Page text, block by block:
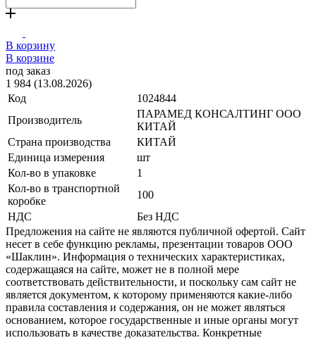
В корзину
В корзине
под заказ
1 984 (13.08.2026)
Код
1024844
Производитель
ПАРАМЕД КОНСАЛТИНГ ООО
КИТАЙ
Страна производства
КИТАЙ
Единица измерения
шт
Кол-во в упаковке
1
Кол-во в транспортной
коробке
100
НДС
Без НДС
Предложения на сайте не являются публичной офертой. Сайт
несет в себе функцию рекламы, презентации товаров ООО
«Шаклин». Информация о технических характеристиках,
содержащаяся на сайте, может не в полной мере
соответствовать действительности, и поскольку сам сайт не
является документом, к которому применяются какие-либо
правила составления и содержания, он не может являться
основанием, которое государственные и иные органы могут
использовать в качестве доказательства. Конкретные